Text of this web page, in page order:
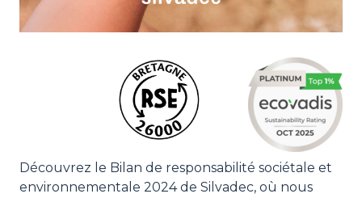
Découvrez le Bilan de responsabilité sociétale et
environnementale 2024 de Silvadec, où nous